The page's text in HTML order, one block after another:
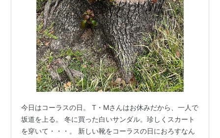
今日はコーラスの日。 T・Mさんはお休みだから、一人で
坂道を上る。 冬に買った白いサンダル。珍しくスカート
を穿いて・・・。 新しい靴をコーラスの日におろすなん